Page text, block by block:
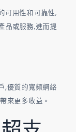
可用性和可靠性,
品或服務,進而提
,優質的寬頻網絡
來更多收益。